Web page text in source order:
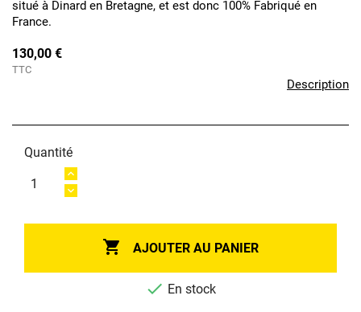
situé à Dinard en Bretagne, et est donc 100% Fabriqué en
France.
130,00 €
TTC
Description
Quantité
 AJOUTER AU PANIER
 En stock